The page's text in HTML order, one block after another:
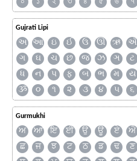
Gujrati Lipi
અ આ ઇ ઈ ઉ ઊ ઋ ઍ
ગ
ઘ ચ છ જ ઝ ઞ ટ
ધ
ન પ ફ બ ભ મ ય
ૐ
૦ ૧ ૨ ૩ ૪ ૫ ૬
Gurmukhi
ਅ ਆ ਇ ਈ ਉ ਊ ਏ ਐ
ਛ
ਜ ਝ ਟ ਠ ਡ ਢ ਣ